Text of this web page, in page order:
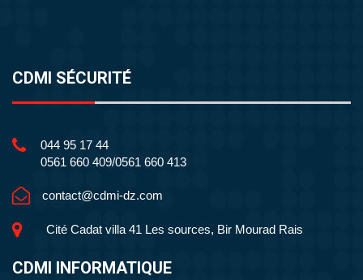
CDMI SÉCURITÉ
044 95 17 44
0561 660 409/0561 660 413
contact@cdmi-dz.com
Cité Cadat villa 41 Les sources, Bir Mourad Rais
CDMI INFORMATIQUE